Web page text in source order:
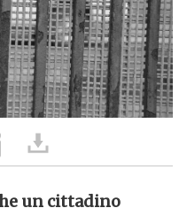
un cittadino